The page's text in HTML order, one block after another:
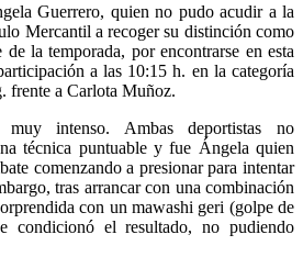
Guerrero, quien no pudo acudir a la
Mercantil a recoger su distinción como
la temporada, por encontrarse en esta
a las 10:15 h. en la categoría
frente a Carlota Muñoz.
intenso. Ambas deportistas no
técnica puntuable y fue Ángela quien
comenzando a presionar para intentar
tras arrancar con una combinación
con un mawashi geri (golpe de
condicionó el resultado, no pudiendo